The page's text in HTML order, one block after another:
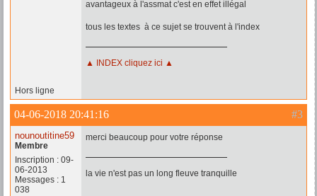
avantageux à l'assmat c'est en effet illégal
tous les textes à ce sujet se trouvent à l'index
▲ INDEX cliquez ici ▲
Hors ligne
#3
04-06-2018 20:41:16
nounoutitine59
Membre
Inscription : 09-
06-2013
Messages : 1
038
merci beaucoup pour votre réponse
la vie n'est pas un long fleuve tranquille